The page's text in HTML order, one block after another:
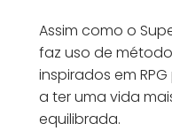
Assim como o
faz uso de
inspirados em
a ter uma vida
equilibrada.